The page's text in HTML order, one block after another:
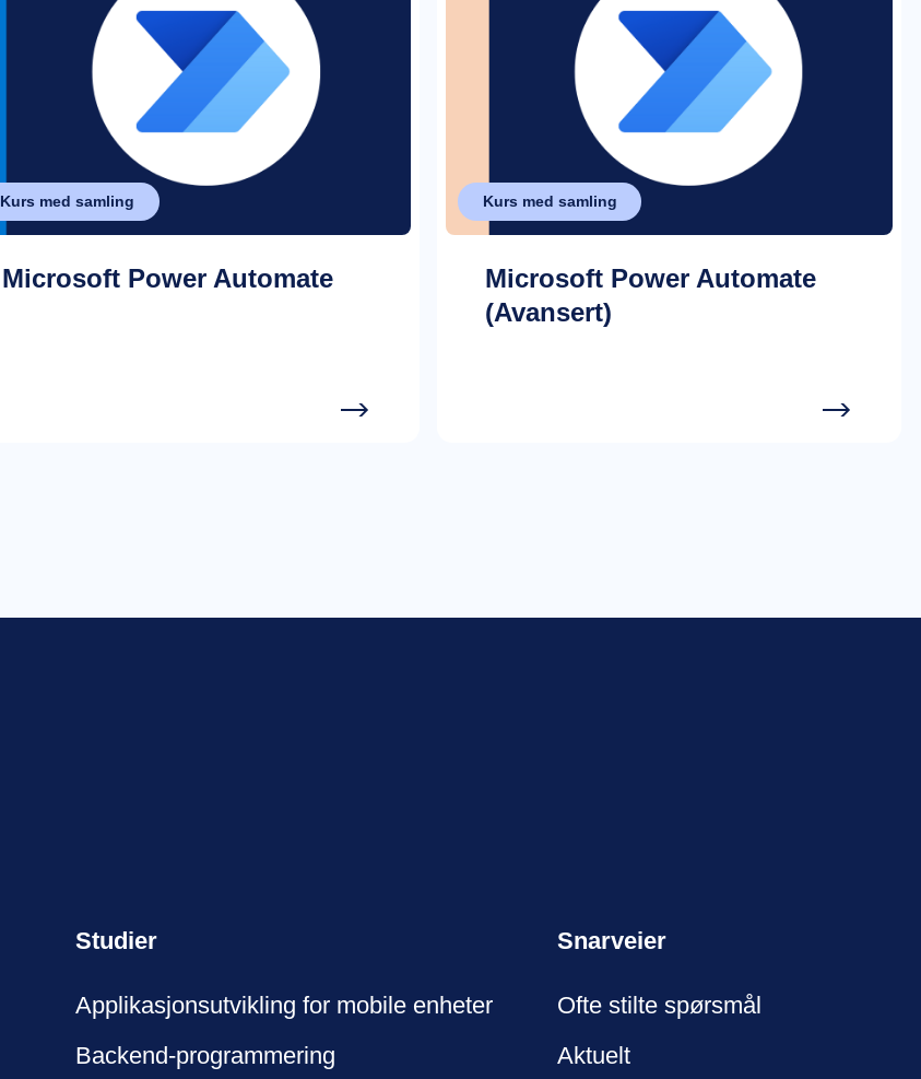
Kurs med samling
Microsoft Power Automate
Kurs med samling
Microsoft Power Automate
(Avansert)
Studier
Applikasjonsutvikling for mobile enheter
Backend-programmering
Snarveier
Ofte stilte spørsmål
Aktuelt